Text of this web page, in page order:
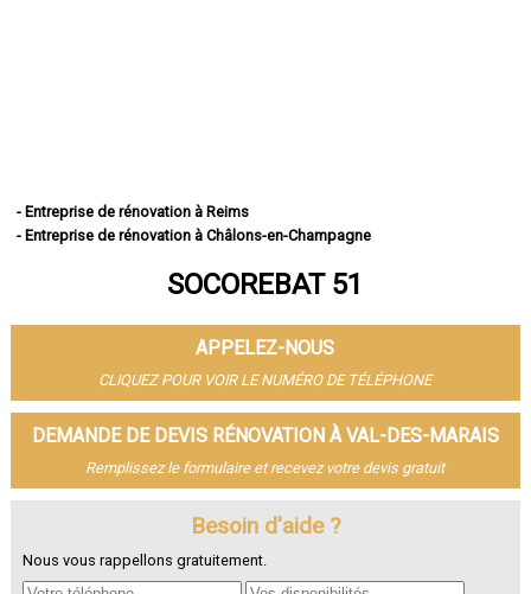
- Entreprise de rénovation à Reims
- Entreprise de rénovation à Châlons-en-Champagne
- Entreprise de rénovation à Vitry-le-François
- Entreprise de rénovation à Bétheny
- Entreprise de rénovation à Cormontreuil
- Entreprise de rénovation à Fismes
- Entreprise de rénovation à Saint-Memmie
- Entreprise de rénovation à Sézanne
- Entreprise de rénovation à Mourmelon-le-Grand
- Entreprise de rénovation à Witry-lès-Reims
- Entreprise de rénovation à Fagnières
- Entreprise de rénovation à Suippes
SOCOREBAT 51
APPELEZ-NOUS
CLIQUEZ POUR VOIR LE NUMÉRO DE TÉLÉPHONE
DEMANDE DE DEVIS RÉNOVATION À VAL-DES-MARAIS
Remplissez le formulaire et recevez votre devis gratuit
Besoin d'aide ?
Nous vous rappellons gratuitement.